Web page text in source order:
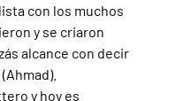
con los muchos
y se criaron
alcance con decir
y hoy es